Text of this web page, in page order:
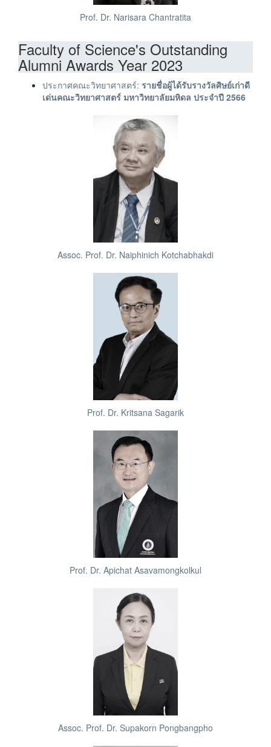
Prof. Dr. Narisara Chantratita
Faculty of Science's Outstanding
Alumni Awards Year 2023
ประกาศคณะวิทยาศาสตร์: รายชื่อผู้ได้รับรางวัลศิษย์เก่าดี
เด่นคณะวิทยาศาสตร์ มหาวิทยาลัยมหิดล ประจำปี 2566
Assoc. Prof. Dr. Naiphinich Kotchabhakdi
Prof. Dr. Kritsana Sagarik
Prof. Dr. Apichat Asavamongkolkul
Assoc. Prof. Dr. Supakorn Pongbangpho